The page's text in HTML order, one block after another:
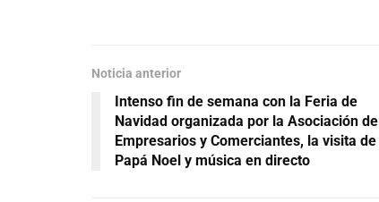
Noticia anterior
Intenso fin de semana con la Feria de
Navidad organizada por la Asociación de
Empresarios y Comerciantes, la visita de
Papá Noel y música en directo